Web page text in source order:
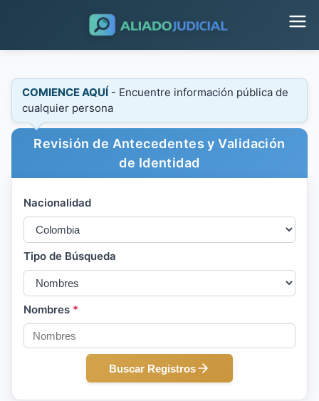
COMIENCE AQUÍ - Encuentre información pública de
cualquier persona
Revisión de Antecedentes y Validación
de Identidad
Nacionalidad
Tipo de Búsqueda
Nombres *
Buscar Registros